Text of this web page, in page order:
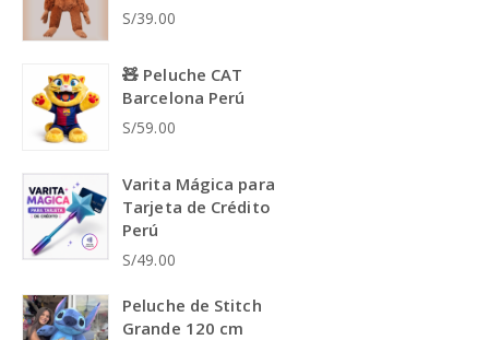
S/39.00
🧸 Peluche CAT
Barcelona Perú
S/59.00
Varita Mágica para
Tarjeta de Crédito
Perú
S/49.00
Peluche de Stitch
Grande 120 cm